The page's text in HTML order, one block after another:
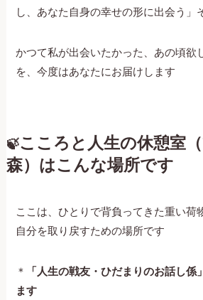
し、あなた自身の幸せの形に出会う」
かつて私が出会いたかった、あの頃欲
を、今度はあなたにお届けします
🍃こころと人生の休憩室
森）はこんな場所です
ここは、ひとりで背負ってきた重い荷
自分を取り戻すための場所です
＊
「人生の戦友・ひだまりのお話し係
ます